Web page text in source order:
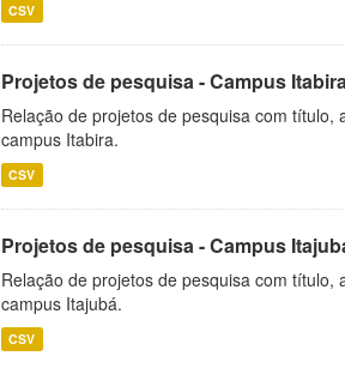
CSV
Projetos de pesquisa - Campus
Relação de projetos de pesquisa com
campus Itabira.
CSV
Projetos de pesquisa - Campus
Relação de projetos de pesquisa com
campus Itajubá.
CSV